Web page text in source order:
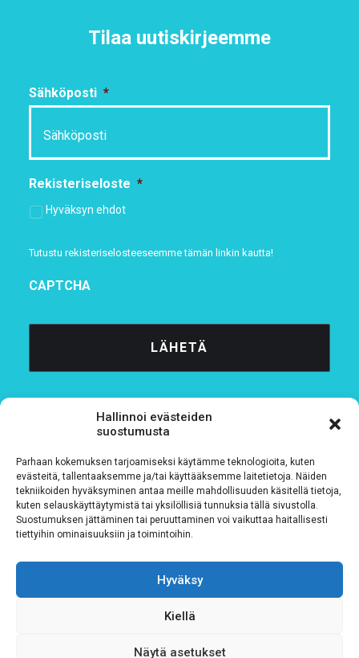
Hallinnoi evästeiden
suostumusta
Parhaan kokemuksen tarjoamiseksi käytämme teknologioita, kuten
evästeitä, tallentaaksemme ja/tai käyttääksemme laitetietoja. Näiden
tekniikoiden hyväksyminen antaa meille mahdollisuuden käsitellä tietoja,
kuten selauskäyttäytymistä tai yksilöllisiä tunnuksia tällä sivustolla.
Suostumuksen jättäminen tai peruuttaminen voi vaikuttaa haitallisesti
tiettyihin ominaisuuksiin ja toimintoihin.
Hyväksy
Kiellä
Näytä asetukset
Tilaa uutiskirjeemme
Sähköposti *
Rekisteriseloste *
Hyväksyn ehdot
Tutustu rekisteriselosteeseemmetämän linkin kautta!
CAPTCHA
Tietosuojaseloste
Verkkolaskutustiedot